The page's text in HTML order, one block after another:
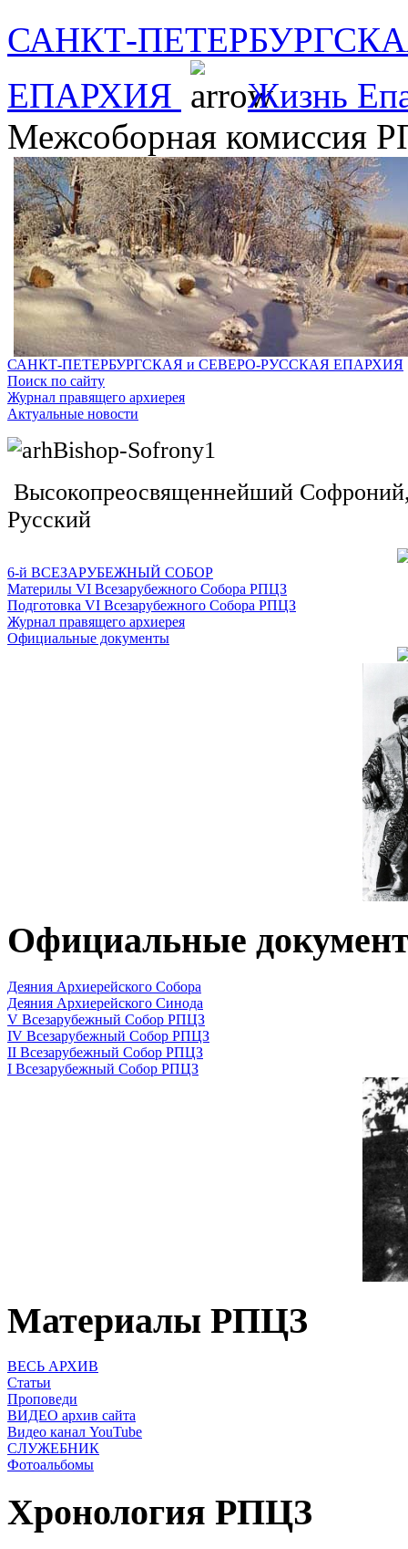
САНКТ-
ЕПАРХИЯ
Жизнь
Межсоборная комиссия
САНКТ-ПЕТЕРБУРГСКАЯ и СЕВЕРО-РУССКАЯ ЕПАРХИЯ
Поиск по сайту
Журнал правящего архиерея
Актуальные новости
Высокопреосвященнейший
Русский
6-й ВСЕЗАРУБЕЖНЫЙ СОБОР
Материлы VI Всезарубежного Собора РПЦЗ
Подготовка VI Всезарубежного Собора РПЦЗ
Журнал правящего архиерея
Официальные документы
Официальные
Деяния Архиерейского Собора
Деяния Архиерейского Синода
V Всезарубежный Собор РПЦЗ
IV Всезарубежный Собор РПЦЗ
II Всезарубежный Собор РПЦЗ
I Всезарубежный Собор РПЦЗ
Материалы РПЦЗ
ВЕСЬ АРХИВ
Статьи
Проповеди
ВИДЕО архив сайта
Видео канал YouTube
СЛУЖЕБНИК
Фотоальбомы
Хронология РПЦЗ